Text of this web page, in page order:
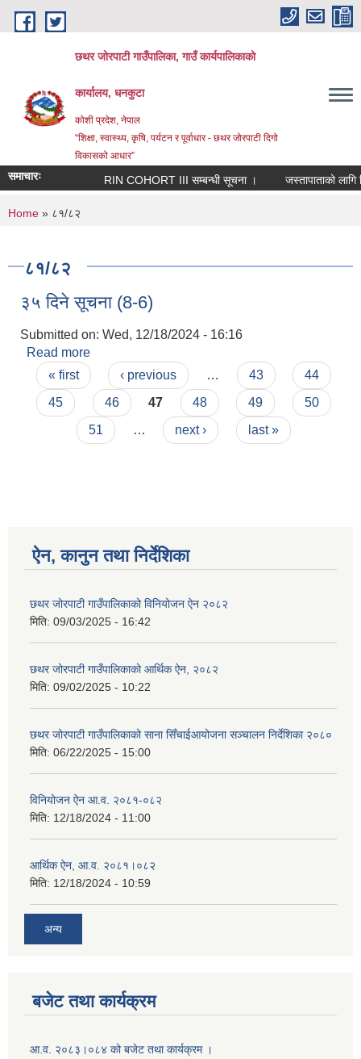
Skip to main content
छथर जोरपाटी गाउँपालिका, गाउँ कार्यपालिकाको
कार्यालय, धनकुटा
कोशी प्रदेश, नेपाल
“शिक्षा, स्वास्थ्य, कृषि, पर्यटन र पूर्वाधार - छथर जोरपाटी दिगो
विकासको आधार”
समाचारः RIN COHORT III सम्बन्धी सूचना । जस्तापाताको लागि
You are here
Home » ८१/८२
८१/८२
३५ दिने सूचना (8-6)
Submitted on: Wed, 12/18/2024 - 16:16
Read more
Pages
« first ‹ previous … 43
44
45
46 47 48 49
50
51
… next › last »
ऐन, कानुन तथा निर्देशिका
छथर जोरपाटी गाउँपालिकाको विनियोजन ऐन २०८२
मिति: 09/03/2025 - 16:42
छथर जोरपाटी गाउँपालिकाको आर्थिक ऐन, २०८२
मिति: 09/02/2025 - 10:22
छथर जोरपाटी गाउँपालिकाको साना सिँचाईआयोजना सञ्चालन निर्देशिका २०८०
मिति: 06/22/2025 - 15:00
विनियोजन ऐन आ.व. २०८१-०८२
मिति: 12/18/2024 - 11:00
आर्थिक ऐन, आ.व. २०८१।०८२
मिति: 12/18/2024 - 10:59
अन्य
बजेट तथा कार्यक्रम
आ.व. २०८३।०८४ को बजेट तथा कार्यक्रम ।